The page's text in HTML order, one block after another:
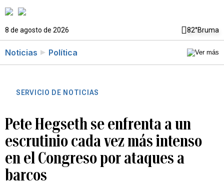
8 de agosto de 2026 82°Bruma
Noticias Política
SERVICIO DE NOTICIAS
Pete Hegseth se enfrenta a un
escrutinio cada vez más intenso
en el Congreso por ataques a
barcos